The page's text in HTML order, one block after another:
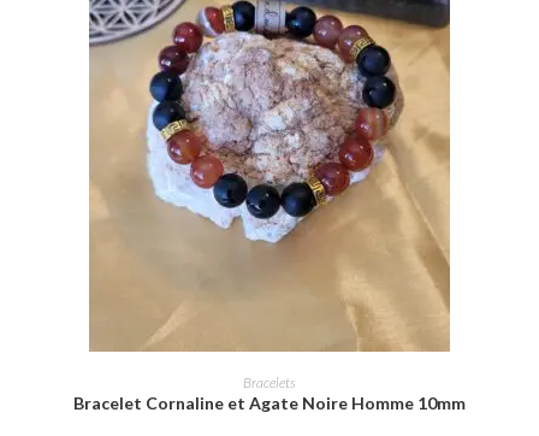
CHOIX DES OPTIONS
Bracelets
Bracelet Cornaline et Agate Noire Homme 10mm